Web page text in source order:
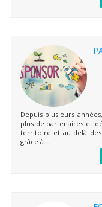
Depuis plusieurs
plus de partenaires et
territoire et au delà des
grâce à...